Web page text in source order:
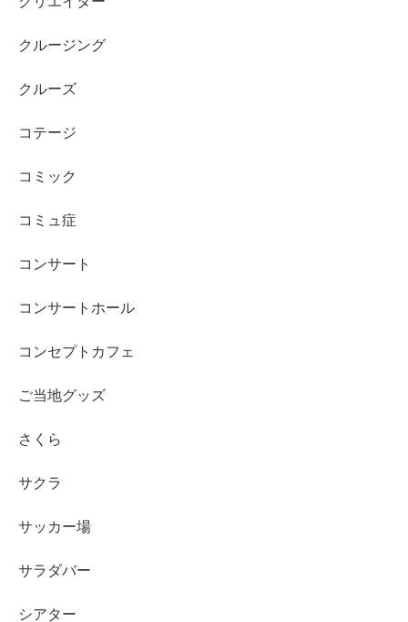
クルージング
クルーズ
コテージ
コミック
コミュ症
コンサート
コンサートホール
コンセプトカフェ
ご当地グッズ
さくら
サクラ
サッカー場
サラダバー
シアター